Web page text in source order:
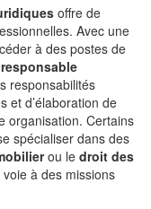
offre de
Avec une
à des postes de
responsable
responsabilités
et d’élaboration de
organisation. Certains
spécialiser dans des
ou le droit des
à des missions